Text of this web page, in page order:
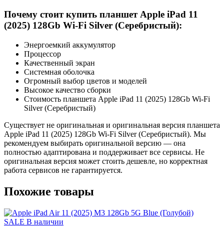
Почему стоит купить планшет Apple iPad 11
(2025) 128Gb Wi-Fi Silver (Серебристый):
Энергоемкий аккумулятор
Процессор
Качественный экран
Системная оболочка
Огромный выбор цветов и моделей
Высокое качество сборки
Стоимость планшета Apple iPad 11 (2025) 128Gb Wi-Fi
Silver (Серебристый)
Существует не оригинальная и оригинальная версия планшета
Apple iPad 11 (2025) 128Gb Wi-Fi Silver (Серебристый). Мы
рекомендуем выбирать оригинальной версию — она
полностью адаптирована и поддерживает все сервисы. Не
оригинальная версия может стоить дешевле, но корректная
работа сервисов не гарантируется.
Похожие товары
SALE В наличии